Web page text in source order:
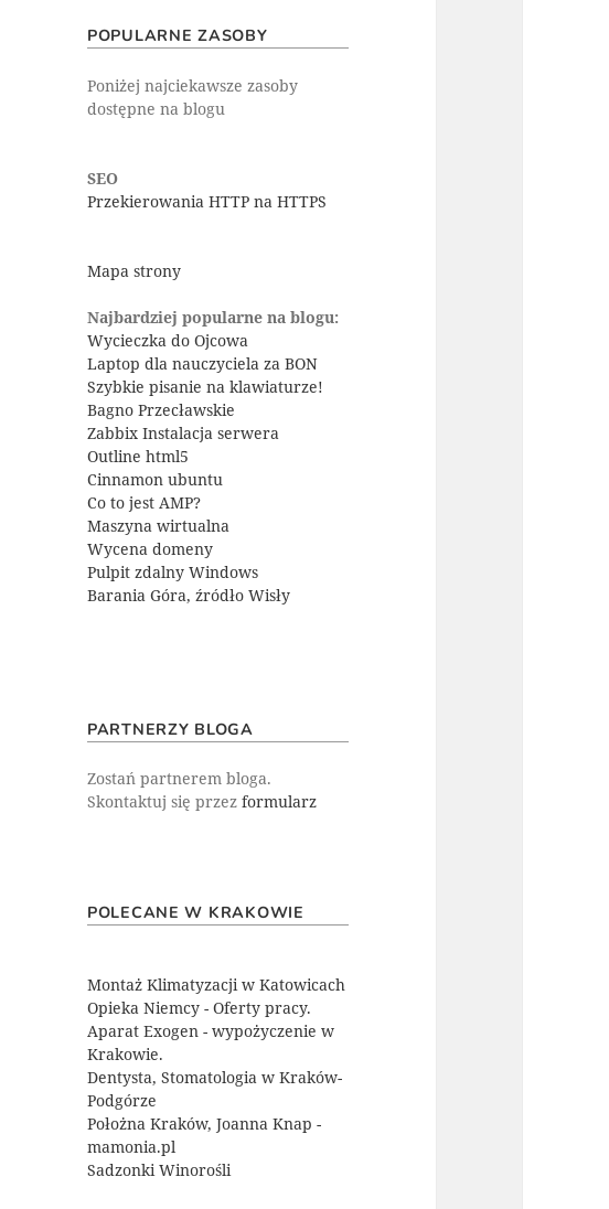
POPULARNE ZASOBY
Poniżej najciekawsze zasoby
dostępne na blogu
SEO
Przekierowania HTTP na HTTPS
Mapa strony
Najbardziej popularne na blogu:
Wycieczka do Ojcowa
Laptop dla nauczyciela za BON
Szybkie pisanie na klawiaturze!
Bagno Przecławskie
Zabbix Instalacja serwera
Outline html5
Cinnamon ubuntu
Co to jest AMP?
Maszyna wirtualna
Wycena domeny
Pulpit zdalny Windows
Barania Góra, źródło Wisły
PARTNERZY BLOGA
Zostań partnerem bloga.
Skontaktuj się przezformularz
POLECANE W KRAKOWIE
Montaż Klimatyzacji w Katowicach
Opieka Niemcy - Oferty pracy.
Aparat Exogen - wypożyczenie w
Krakowie.
Dentysta, Stomatologia w Kraków-
Podgórze
Położna Kraków, Joanna Knap -
mamonia.pl
Sadzonki Winorośli